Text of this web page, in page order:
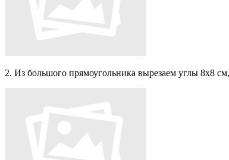
2. Из большого прямоугольника вырезаем углы 8х8